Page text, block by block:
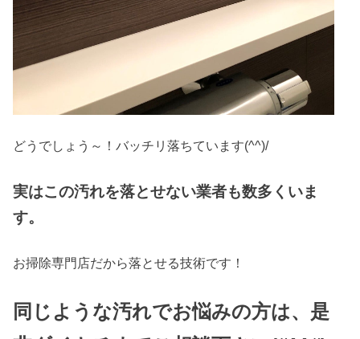
どうでしょう～！バッチリ落ちています(^^)/
実はこの汚れを落とせない業者も数多くいま
す。
お掃除専門店だから落とせる技術です！
同じような汚れでお悩みの方は、是